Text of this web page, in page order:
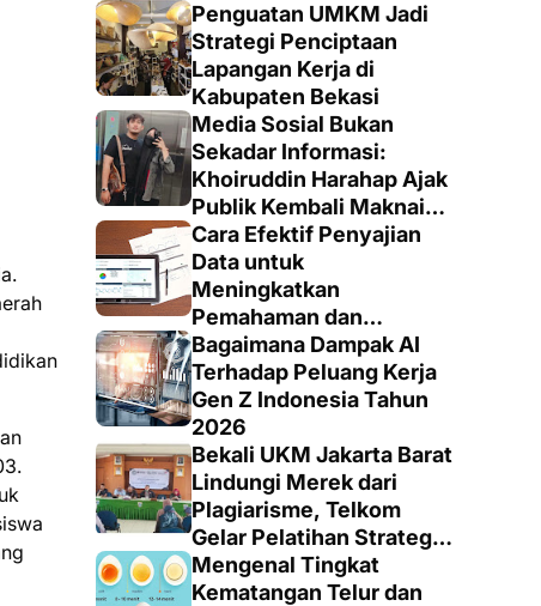
Boys Indonesia Pusat M.
Irsyad Sebut Persiapan
Dimatangkan
Penguatan UMKM Jadi
Strategi Penciptaan
Lapangan Kerja di
Kabupaten Bekasi
Media Sosial Bukan
Sekadar Informasi:
Khoiruddin Harahap Ajak
Publik Kembali Maknai
Ruang Digital dengan
Totalitas dan Loyalitas
Cara Efektif Penyajian
Data untuk
Meningkatkan
Pemahaman dan
Keputusan yang Tepat
Bagaimana Dampak AI
Terhadap Peluang Kerja
Gen Z Indonesia Tahun
2026
Bekali UKM Jakarta Barat
Lindungi Merek dari
Plagiarisme, Telkom
Gelar Pelatihan Strategi
Branding
Mengenal Tingkat
Kematangan Telur dan